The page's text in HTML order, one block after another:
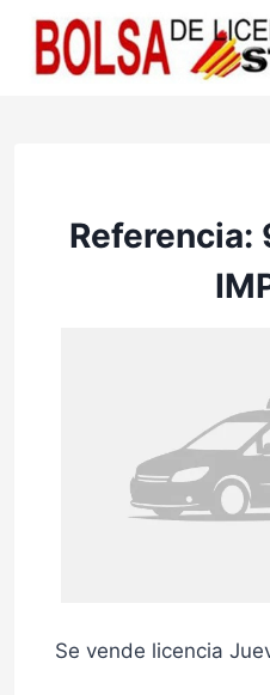
Saltar
contenido
Referencia:
Se vende licencia